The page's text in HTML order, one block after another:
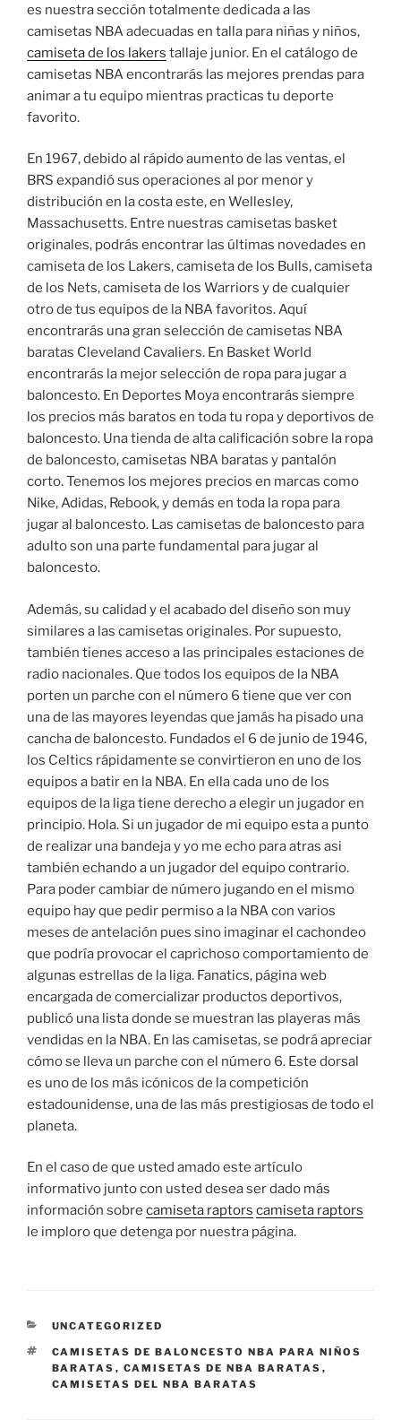
es nuestra sección totalmente dedicada a las
camisetas NBA adecuadas en talla para niñas y niños,
camiseta de los lakers tallaje junior. En el catálogo de
camisetas NBA encontrarás las mejores prendas para
animar a tu equipo mientras practicas tu deporte
favorito.
En 1967, debido al rápido aumento de las ventas, el
BRS expandió sus operaciones al por menor y
distribución en la costa este, en Wellesley,
Massachusetts. Entre nuestras camisetas basket
originales, podrás encontrar las últimas novedades en
camiseta de los Lakers, camiseta de los Bulls, camiseta
de los Nets, camiseta de los Warriors y de cualquier
otro de tus equipos de la NBA favoritos. Aquí
encontrarás una gran selección de camisetas NBA
baratas Cleveland Cavaliers. En Basket World
encontrarás la mejor selección de ropa para jugar a
baloncesto. En Deportes Moya encontrarás siempre
los precios más baratos en toda tu ropa y deportivos de
baloncesto. Una tienda de alta calificación sobre la ropa
de baloncesto, camisetas NBA baratas y pantalón
corto. Tenemos los mejores precios en marcas como
Nike, Adidas, Rebook, y demás en toda la ropa para
jugar al baloncesto. Las camisetas de baloncesto para
adulto son una parte fundamental para jugar al
baloncesto.
Además, su calidad y el acabado del diseño son muy
similares a las camisetas originales. Por supuesto,
también tienes acceso a las principales estaciones de
radio nacionales. Que todos los equipos de la NBA
porten un parche con el número 6 tiene que ver con
una de las mayores leyendas que jamás ha pisado una
cancha de baloncesto. Fundados el 6 de junio de 1946,
los Celtics rápidamente se convirtieron en uno de los
equipos a batir en la NBA. En ella cada uno de los
equipos de la liga tiene derecho a elegir un jugador en
principio. Hola. Si un jugador de mi equipo esta a punto
de realizar una bandeja y yo me echo para atras asi
también echando a un jugador del equipo contrario.
Para poder cambiar de número jugando en el mismo
equipo hay que pedir permiso a la NBA con varios
meses de antelación pues sino imaginar el cachondeo
que podría provocar el caprichoso comportamiento de
algunas estrellas de la liga. Fanatics, página web
encargada de comercializar productos deportivos,
publicó una lista donde se muestran las playeras más
vendidas en la NBA. En las camisetas, se podrá apreciar
cómo se lleva un parche con el número 6. Este dorsal
es uno de los más icónicos de la competición
estadounidense, una de las más prestigiosas de todo el
planeta.
En el caso de que usted amado este artículo
informativo junto con usted desea ser dado más
información sobre camiseta raptors camiseta raptors
le imploro que detenga por nuestra página.
CATEGORÍAS
UNCATEGORIZED
ETIQUETAS
CAMISETAS DE BALONCESTO NBA PARA NIÑOS
BARATAS , CAMISETAS DE NBA BARATAS ,
CAMISETAS DEL NBA BARATAS